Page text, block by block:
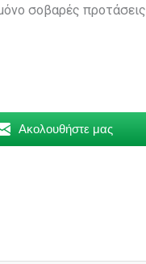
σοβαρές προτάσεις
Ακολουθήστε μας